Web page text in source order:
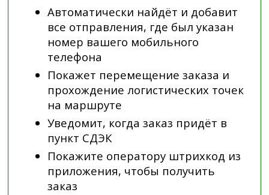
Автоматически найдёт и добавит
все отправления, где был указан
номер вашего мобильного
телефона
Покажет перемещение заказа и
прохождение логистических точек
на маршруте
Уведомит, когда заказ придёт в
пункт СДЭК
Покажите оператору штрихкод из
приложения, чтобы получить
заказ